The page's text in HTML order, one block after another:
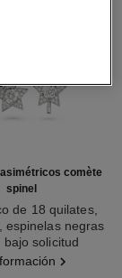
comète
spinel
de 18 quilates,
espinelas negras
bajo solicitud